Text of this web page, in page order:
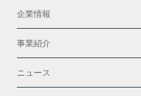
企業情報
事業紹介
ニュース